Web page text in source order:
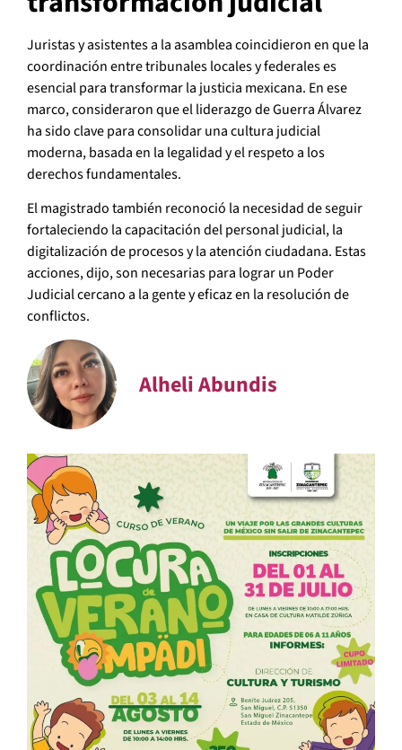
Juristas y asistentes a la asamblea coincidieron en que la
coordinación entre tribunales locales y federales es
esencial para transformar la justicia mexicana. En ese
marco, consideraron que el liderazgo de Guerra Álvarez
ha sido clave para consolidar una cultura judicial
moderna, basada en la legalidad y el respeto a los
derechos fundamentales.
El magistrado también reconoció la necesidad de seguir
fortaleciendo la capacitación del personal judicial, la
digitalización de procesos y la atención ciudadana. Estas
acciones, dijo, son necesarias para lograr un Poder
Judicial cercano a la gente y eficaz en la resolución de
conflictos.
Alheli Abundis